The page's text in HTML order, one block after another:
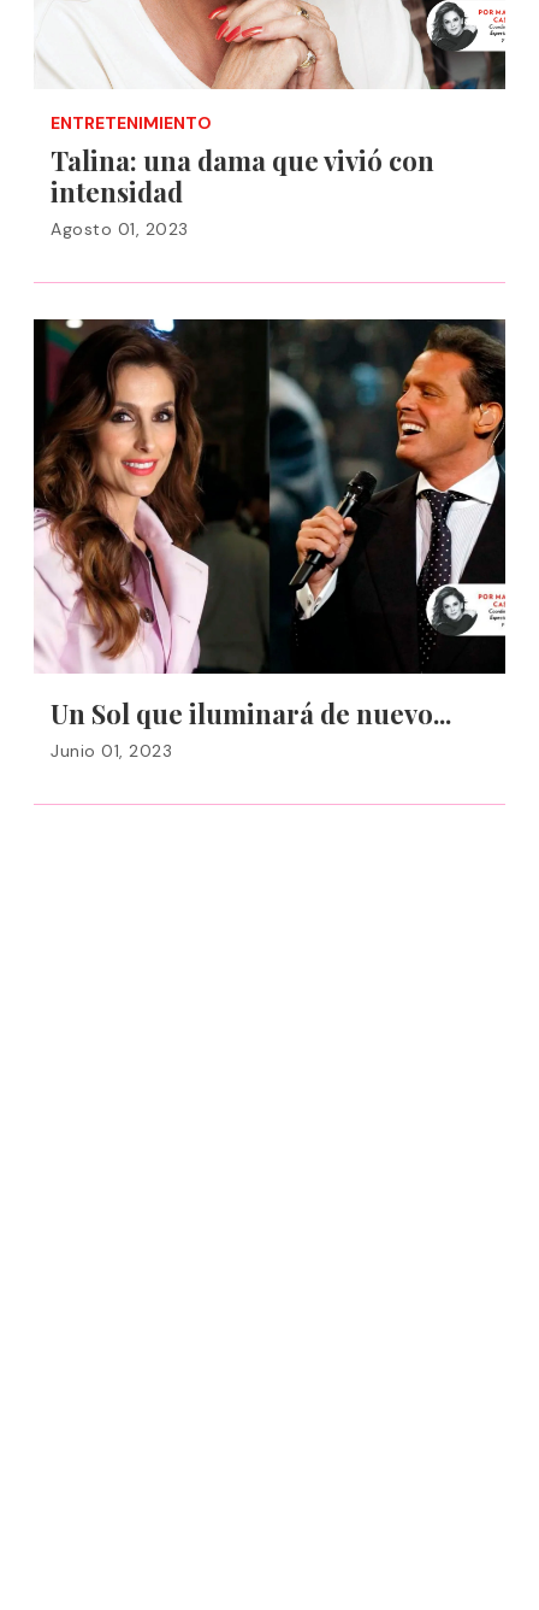
ENTRETENIMIENTO
Talina: una dama que vivió con
intensidad
Agosto 01, 2023
Un Sol que iluminará de nuevo...
Junio 01, 2023